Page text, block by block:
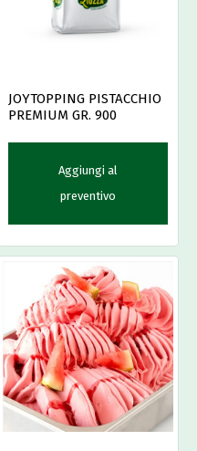
JOYTOPPING PISTACCHIO
PREMIUM GR. 900
Aggiungi al
preventivo